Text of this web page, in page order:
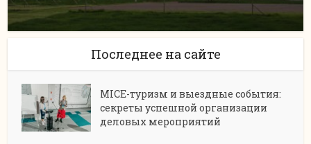
Последнее на сайте
MICE-туризм и выездные события:
секреты успешной организации
деловых мероприятий